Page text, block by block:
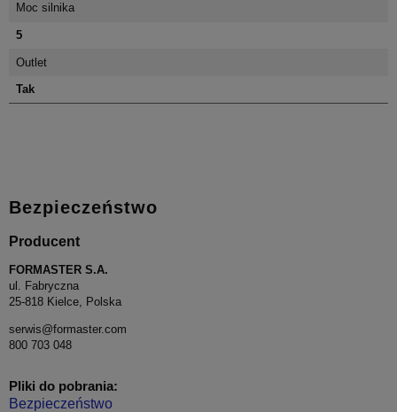
Moc silnika
5
Outlet
Tak
Bezpieczeństwo
Producent
FORMASTER S.A.
ul. Fabryczna
25-818 Kielce, Polska
serwis@formaster.com
800 703 048
Pliki do pobrania:
Bezpieczeństwo